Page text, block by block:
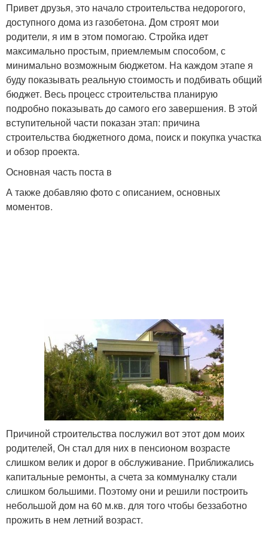
Привет друзья, это начало строительства недорогого,
доступного дома из газобетона. Дом строят мои
родители, я им в этом помогаю. Стройка идет
максимально простым, приемлемым способом, с
минимально возможным бюджетом. На каждом этапе я
буду показывать реальную стоимость и подбивать общий
бюджет. Весь процесс строительства планирую
подробно показывать до самого его завершения. В этой
вступительной части показан этап: причина
строительства бюджетного дома, поиск и покупка участка
и обзор проекта.
Основная часть поста в
А также добавляю фото с описанием, основных
моментов.
Причиной строительства послужил вот этот дом моих
родителей, Он стал для них в пенсионом возрасте
слишком велик и дорог в обслуживание. Приближались
капитальные ремонты, а счета за коммуналку стали
слишком большими. Поэтому они и решили построить
небольшой дом на 60 м.кв. для того чтобы беззаботно
прожить в нем летний возраст.